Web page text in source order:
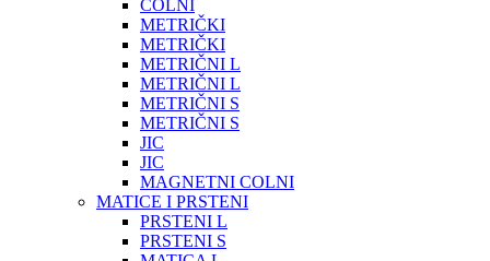
COLNI
METRIČKI
METRIČKI
METRIČNI L
METRIČNI L
METRIČNI S
METRIČNI S
JIC
JIC
MAGNETNI COLNI
MATICE I PRSTENI
PRSTENI L
PRSTENI S